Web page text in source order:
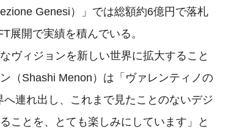
Genesi）」では総額約6億円で落札
展開で実績を積んでいる。
ヴィジョンを新しい世界に拡大すること
（Shashi Menon）は「ヴァレンティノの
連れ出し、これまで見たことのないデジ
ことを、とても楽しみにしています」と